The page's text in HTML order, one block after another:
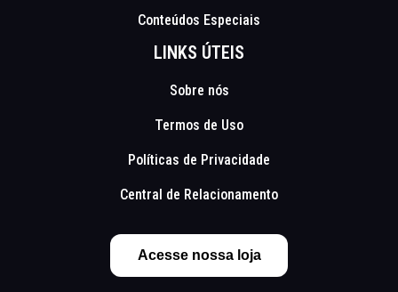
Conteúdos Especiais
LINKS ÚTEIS
Sobre nós
Termos de Uso
Políticas de Privacidade
Central de Relacionamento
Acesse nossa loja